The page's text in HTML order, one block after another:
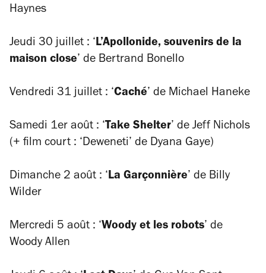
Haynes
Jeudi 30 juillet : ‘L’Apollonide, souvenirs de la
maison close’ de Bertrand Bonello
Vendredi 31 juillet : ‘Caché’ de Michael Haneke
Samedi 1er août : ‘ Take Shelter’ de Jeff Nichols
(+ film court : ‘Deweneti’ de Dyana Gaye)
Dimanche 2 août : ‘La Garçonnière’ de Billy
Wilder
Mercredi 5 août : ‘Woody et les robots’ de
Woody Allen